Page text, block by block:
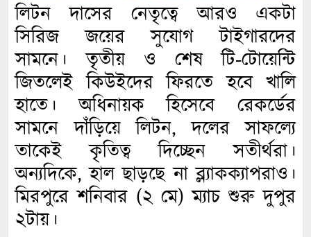
লিটন দাসের নেতৃত্বে আরও একটা
সিরিজ জয়ের সুযোগ টাইগারদের
সামনে। তৃতীয় ও শেষ টি-টোয়েন্টি
জিতলেই কিউইদের ফিরতে হবে খালি
হাতে। অধিনায়ক হিসেবে রেকর্ডের
সামনে দাঁড়িয়ে লিটন, দলের সাফল্যে
তাকেই কৃতিত্ব দিচ্ছেন সতীর্থরা।
অন্যদিকে, হাল ছাড়ছে না ব্ল্যাকক্যাপরাও।
মিরপুরে শনিবার (২ মে) ম্যাচ শুরু দুপুর
২টায়।